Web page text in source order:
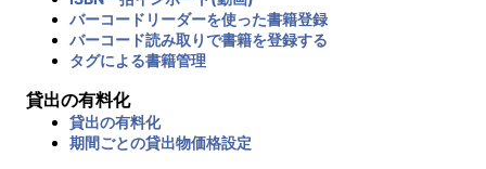
バーコードリーダーを使った書籍登録
バーコード読み取りで書籍を登録する
タグによる書籍管理
貸出の有料化
貸出の有料化
期間ごとの貸出物価格設定